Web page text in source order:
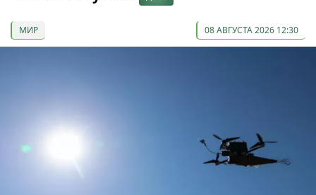
МИР 08 АВГУСТА 2026 12:30